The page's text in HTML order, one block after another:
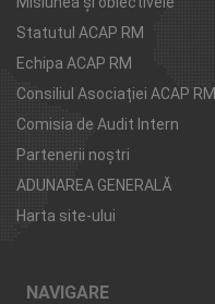
Statutul ACAP RM
Echipa ACAP RM
Consiliul Asociației ACAP RM
Comisia de Audit Intern
Partenerii noştri
ADUNAREA GENERALĂ
Harta site-ului
NAVIGARE